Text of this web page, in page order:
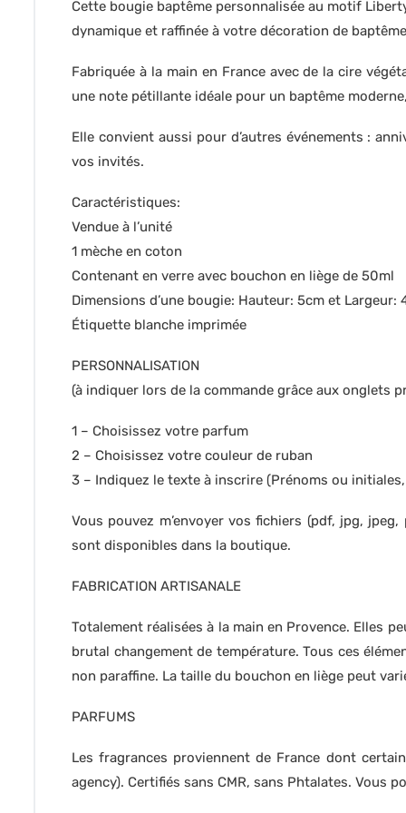
Cette bougie baptême personnalisée au motif
dynamique et raffinée à votre décoration de
Fabriquée à la main en France avec de la cire
une note pétillante idéale pour un baptême
Elle convient aussi pour d’autres événements :
vos invités.
Caractéristiques:
Vendue à l’unité
1 mèche en coton
Contenant en verre avec bouchon en liège de 50ml
Dimensions d’une bougie: Hauteur: 5cm et Largeur:
Étiquette blanche imprimée
PERSONNALISATION
(à indiquer lors de la commande grâce aux onglets
1 – Choisissez votre parfum
2 – Choisissez votre couleur de ruban
3 – Indiquez le texte à inscrire (Prénoms ou
Vous pouvez m’envoyer vos fichiers (pdf, jpg,
sont disponibles dans la boutique.
FABRICATION ARTISANALE
Totalement réalisées à la main en Provence. Elles
brutal changement de température. Tous ces
non paraffine. La taille du bouchon en liège peut
PARFUMS
Les fragrances proviennent de France dont
agency). Certifiés sans CMR, sans Phtalates. Vous